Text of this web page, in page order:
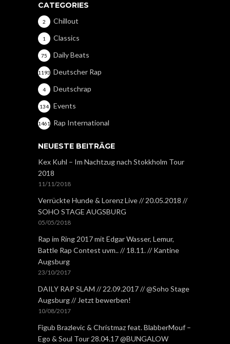
CATEGORIES
Chillout
2
Classics
1
Daily Beats
75
Deutscher Rap
1193
Deutschrap
4
Events
134
Rap International
1461
NEUESTE BEITRÄGE
Kex Kuhl – Im Nachtzug nach Stokkholm Tour
2018
11/11/2018
Verrückte Hunde & Lorenz Live // 20.05.2018 //
SOHO STAGE AUGSBURG
05/05/2018
Rap im Ring 2017 mit Edgar Wasser, Lemur,
Battle Rap Contest uvm.. // 18.11. // Kantine
Augsburg
23/10/2017
DAILY RAP SLAM // 22.09.2017 // @Soho Stage
Augsburg // Jetzt bewerben!
10/08/2017
Figub Brazlevic & Christmaz feat. BlabberMouf –
Ego & Soul Tour 28.04.17 @BUNGALOW